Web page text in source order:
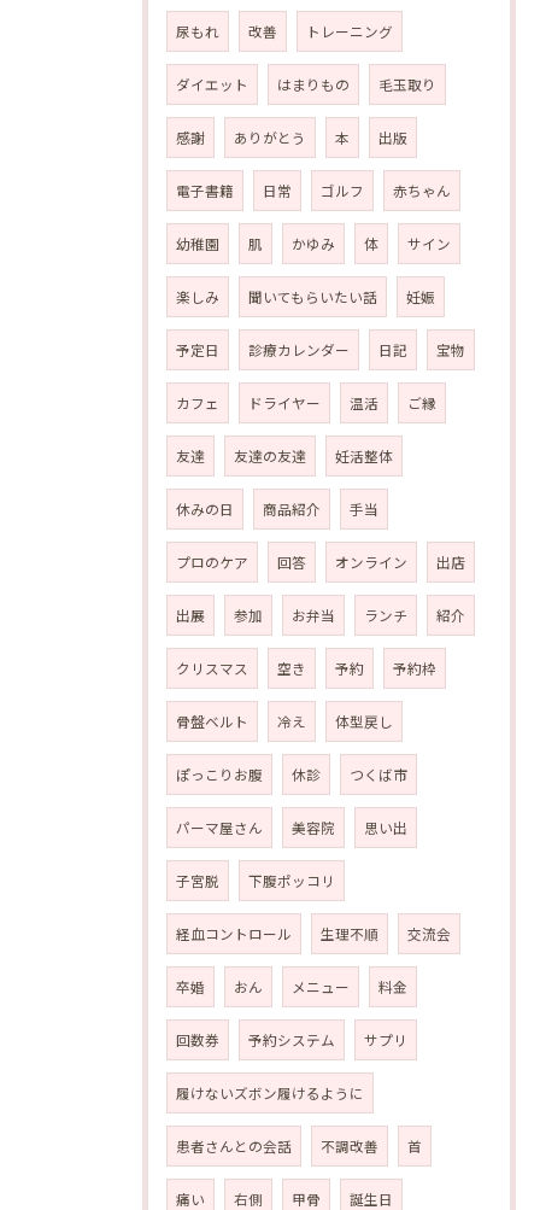
尿もれ 改善 トレーニング
ダイエット はまりもの 毛玉取り
感謝 ありがとう 本 出版
電子書籍 日常 ゴルフ 赤ちゃん
幼稚園 肌 かゆみ 体 サイン
楽しみ 聞いてもらいたい話 妊娠
予定日 診療カレンダー 日記 宝物
カフェ ドライヤー 温活 ご縁
友達 友達の友達 妊活整体
休みの日 商品紹介 手当
プロのケア 回答 オンライン 出店
出展 参加 お弁当 ランチ 紹介
クリスマス 空き 予約 予約枠
骨盤ベルト 冷え 体型戻し
ぽっこりお腹 休診 つくば市
パーマ屋さん 美容院 思い出
子宮脱 下腹ポッコリ
経血コントロール 生理不順 交流会
卒婚 おん メニュー 料金
回数券 予約システム サプリ
履けないズボン履けるように
患者さんとの会話 不調改善 首
痛い 右側 甲骨 誕生日